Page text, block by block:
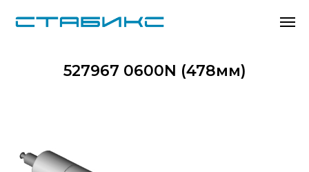
527967 0600N (478мм)